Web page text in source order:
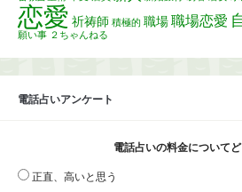
恋愛 祈祷師 積極的 職場職場恋愛
願い事 ２ちゃんねる
電話占いアンケート
電話占いの料金について
正直、高いと思う